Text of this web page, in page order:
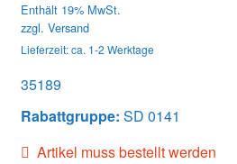
Enthält 19% MwSt.
zzgl. Versand
Lieferzeit: ca. 1-2 Werktage
35189
Rabattgruppe: SD 0141
Artikel muss bestellt werden